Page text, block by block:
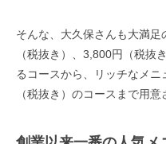
そんな、大久保さんも大満
（税抜き）、3,800円（税抜
るコースから、リッチなメ
（税抜き）のコースまで用意